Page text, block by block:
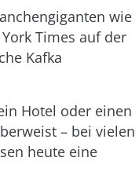
wie
Times auf der
Kafka
Hotel oder einen
– bei vielen
heute eine